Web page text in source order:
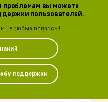
проблемам вы можете
пользователей.
на любые вопросы!
поддержки